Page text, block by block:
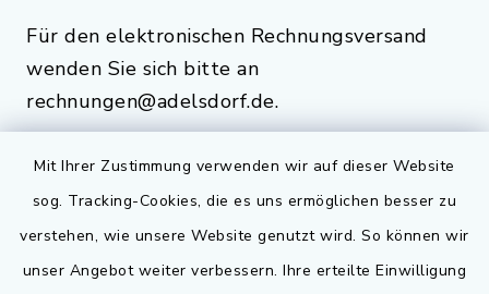
Mit Ihrer Zustimmung verwenden wir auf dieser Website
sog. Tracking-Cookies, die es uns ermöglichen besser zu
verstehen, wie unsere Website genutzt wird. So können wir
unser Angebot weiter verbessern. Ihre erteilte Einwilligung
Für den elektronischen Rechnungsversand
wenden Sie sich bitte an
rechnungen@adelsdorf.de.
Quicklinks
Bauen in Adelsdorf